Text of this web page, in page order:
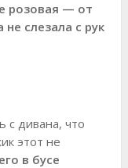
розовая — от
слезала с рук
с дивана, что
этот не
в бусе